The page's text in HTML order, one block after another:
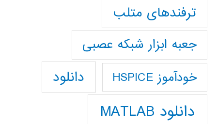
ترفندهای متلب
جعبه ابزار شبکه عصبی
خودآموز HSPICE دانلود
دانلود MATLAB